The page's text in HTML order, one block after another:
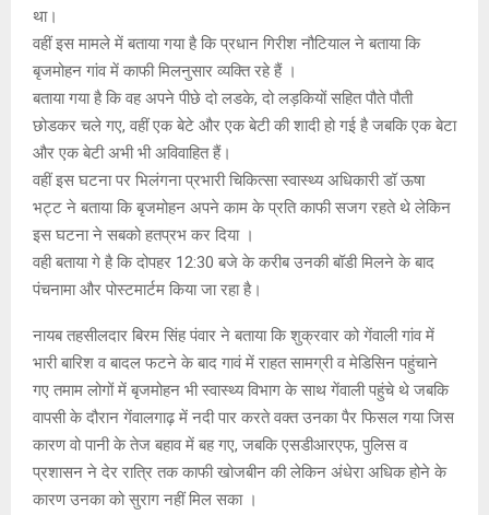
था।
वहीं इस मामले में बताया गया है कि प्रधान गिरीश नौटियाल ने बताया कि
बृजमोहन गांव में काफी मिलनुसार व्यक्ति रहे हैं ।
बताया गया है कि वह अपने पीछे दो लडके, दो लड़कियों सहित पौते पौती
छोडकर चले गए, वहीं एक बेटे और एक बेटी की शादी हो गई है जबकि एक बेटा
और एक बेटी अभी भी अविवाहित हैं।
वहीं इस घटना पर भिलंगना प्रभारी चिकित्सा स्वास्थ्य अधिकारी डॉ ऊषा
भट्ट ने बताया कि बृजमोहन अपने काम के प्रति काफी सजग रहते थे लेकिन
इस घटना ने सबको हतप्रभ कर दिया ।
वही बताया गे है कि दोपहर 12:30 बजे के करीब उनकी बॉडी मिलने के बाद
पंचनामा और पोस्टमार्टम किया जा रहा है।
नायब तहसीलदार बिरम सिंह पंवार ने बताया कि शुक्रवार को गेंवाली गांव में
भारी बारिश व बादल फटने के बाद गावं में राहत सामग्री व मेडिसिन पहुंचाने
गए तमाम लोगों में बृजमोहन भी स्वास्थ्य विभाग के साथ गेंवाली पहुंचे थे जबकि
वापसी के दौरान गेंवालगाढ़ में नदी पार करते वक्त उनका पैर फिसल गया जिस
कारण वो पानी के तेज बहाव में बह गए, जबकि एसडीआरएफ, पुलिस व
प्रशासन ने देर रात्रि तक काफी खोजबीन की लेकिन अंधेरा अधिक होने के
कारण उनका को सुराग नहीं मिल सका ।